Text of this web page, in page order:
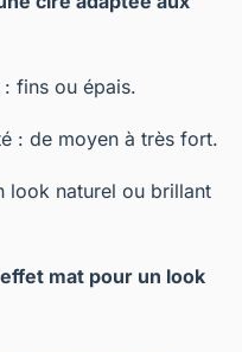
fins ou épais.
: de moyen à très fort.
look naturel ou brillant
mat pour un look